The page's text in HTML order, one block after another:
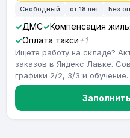
Свободный от 18 лет Без
ДМС Компенсация
Оплата такси +1
Ищете работу на складе?
заказов в Яндекс Лавке.
графики 2/2, 3/3 и обучение.